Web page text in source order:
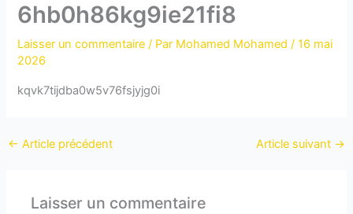
6hb0h86kg9ie21fi8
Laisser un commentaire / Par Mohamed Mohamed/16 mai
2026
kqvk7tijdba0w5v76fsjyjg0i
← Article précédent Article suivant →
Laisser un commentaire